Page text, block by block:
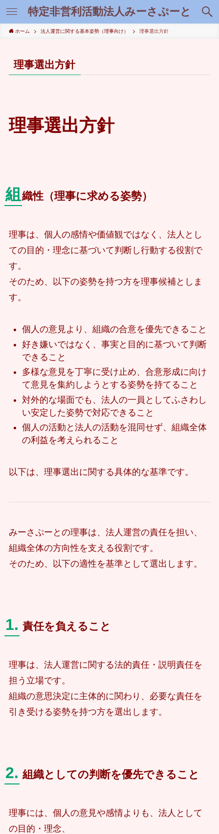
特定非営利活動法人みーさぷーと
ホーム 法人運営に関する基本姿勢（理事向け） 理事選出方針
理事選出方針
理事選出方針
組 織性（理事に求める姿勢）
理事は、個人の感情や価値観ではなく、法人とし
ての目的・理念に基づいて判断し行動する役割で
す。
そのため、以下の姿勢を持つ方を理事候補としま
す。
個人の意見より、組織の合意を優先できること
好き嫌いではなく、事実と目的に基づいて判断
できること
多様な意見を丁寧に受け止め、合意形成に向け
て意見を集約しようとする姿勢を持てること
対外的な場面でも、法人の一員としてふさわし
い安定した姿勢で対応できること
個人の活動と法人の活動を混同せず、組織全体
の利益を考えられること
以下は、理事選出に関する具体的な基準です。
みーさぷーとの理事は、法人運営の責任を担い、
組織全体の方向性を支える役割です。
そのため、以下の適性を基準として選出します。
1. 責任を負えること
理事は、法人運営に関する法的責任・説明責任を
担う立場です。
組織の意思決定に主体的に関わり、必要な責任を
引き受ける姿勢を持つ方を選出します。
2. 組織としての判断を優先できること
理事には、個人の意見や感情よりも、法人として
の目的・理念、